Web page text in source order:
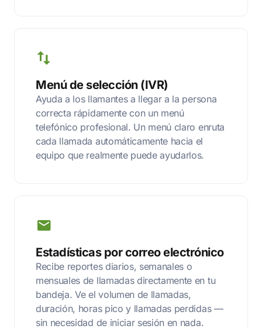
Menú de selección (IVR)
Ayuda a los llamantes a llegar a la persona
correcta rápidamente con un menú
telefónico profesional. Un menú claro enruta
cada llamada automáticamente hacia el
equipo que realmente puede ayudarlos.
Estadísticas por correo electrónico
Recibe reportes diarios, semanales o
mensuales de llamadas directamente en tu
bandeja. Ve el volumen de llamadas,
duración, horas pico y llamadas perdidas —
sin necesidad de iniciar sesión en nada.